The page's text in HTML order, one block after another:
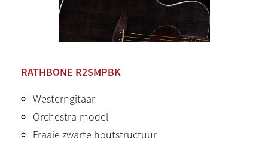
RATHBONE R2SMPBK
Westerngitaar
Orchestra-model
Fraaie zwarte houtstructuur